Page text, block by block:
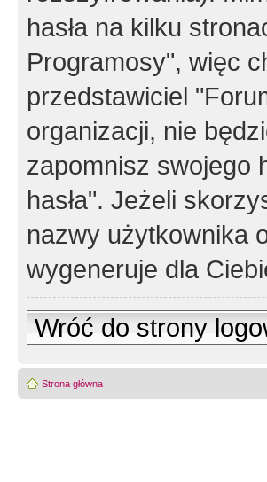
hasła na kilku
Programosy", więc
przedstawiciel
organizacji, nie
zapomnisz swojego
hasła". Jeżeli
nazwy użytkownika
wygeneruje dla
Wróć do strony
Strona główna